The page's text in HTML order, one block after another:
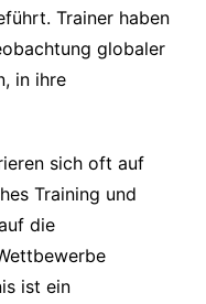
Trainer haben
globaler
in ihre
sich oft auf
Training und
die
ist ein